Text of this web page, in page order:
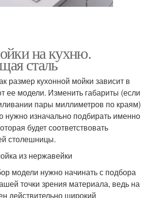
на кухню.
сталь
размер кухонной мойки зависит в
ее модели. Изменить габариты (если
пары миллиметров по краям)
нужно изначально подбирать именно
будет соответствовать
столешницы.
из нержавейки
модели нужно начинать с подбора
точки зрения материала, ведь на
действительно широкий